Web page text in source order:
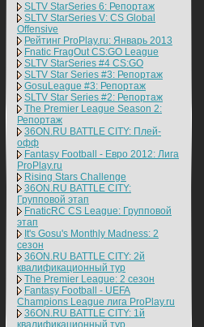
SLTV StarSeries 6: Репортаж
SLTV StarSeries V: CS Global
Offensive
Рейтинг ProPlay.ru: Январь 2013
Fnatic FragOut CS:GO League
SLTV StarSeries #4 CS:GO
SLTV Star Series #3: Репортаж
GosuLeague #3: Репортаж
SLTV Star Series #2: Репортаж
The Premier League Season 2:
Репортаж
36ON.RU BATTLE CITY: Плей-
офф
Fantasy Football - Евро 2012: Лига
ProPlay.ru
Rising Stars Challenge
36ON.RU BATTLE CITY:
Групповой этап
FnaticRC CS League: Групповой
этап
It's Gosu's Monthly Madness: 2
сезон
36ON.RU BATTLE CITY: 2й
квалификационный тур
The Premier League: 2 cезон
Fantasy Football - UEFA
Champions League лига ProPlay.ru
36ON.RU BATTLE CITY: 1й
квалификационный тур